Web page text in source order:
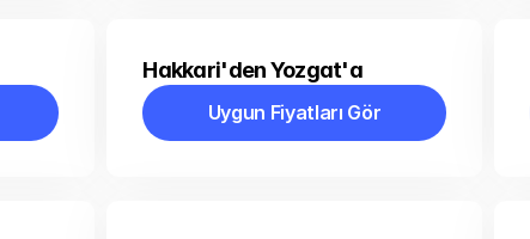
Hakkari'den Yozgat'a
Uygun Fiyatları Gör
Uygun Fiyatları Gör